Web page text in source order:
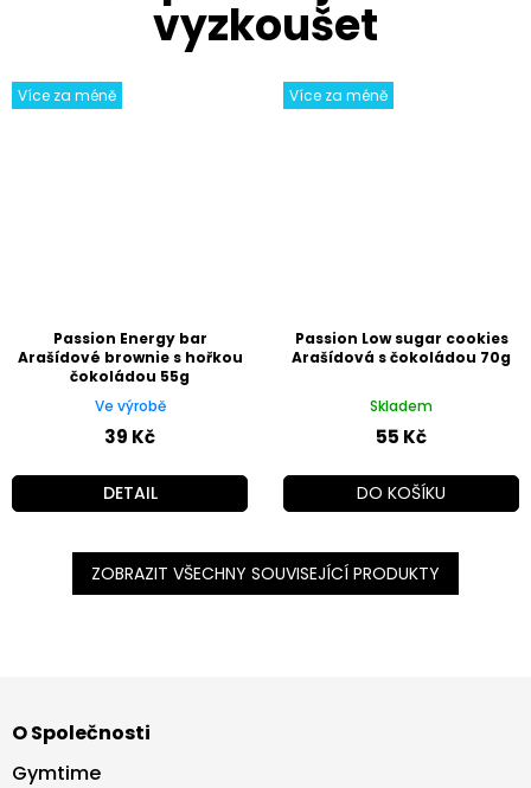
Více za méně
Passion Energy bar
Arašídové brownie s hořkou
čokoládou 55g
Ve výrobě
39 Kč
DETAIL
Více za méně
Passion Low sugar cookies
Arašídová s čokoládou 70g
Skladem
55 Kč
DO KOŠÍKU
ZOBRAZIT VŠECHNY SOUVISEJÍCÍ PRODUKTY
p
a
O Společnosti
Gymtime